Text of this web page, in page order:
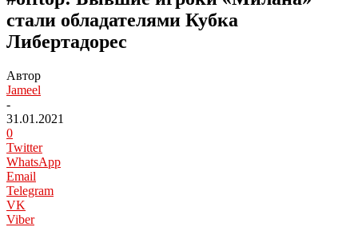
стали обладателями Кубка
Либертадорес
Автор
Jameel
-
31.01.2021
0
Twitter
WhatsApp
Email
Telegram
VK
Viber